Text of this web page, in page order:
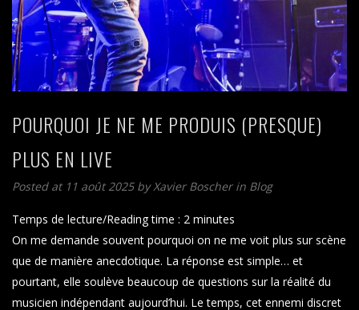
POURQUOI JE NE ME PRODUIS (PRESQUE)
PLUS EN LIVE
Posted at 11 août 2025 byXavier Boscher in Blog
Temps de lecture/Reading time : 2 minutes
On me demande souvent pourquoi on ne me voit plus sur scène
que de manière anecdotique. La réponse est simple… et
pourtant, elle soulève beaucoup de questions sur la réalité du
musicien indépendant aujourd’hui. Le temps, cet ennemi discret